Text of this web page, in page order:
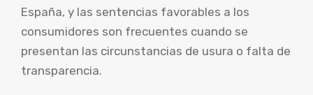
España, y las sentencias favorables a los
consumidores son frecuentes cuando se
presentan las circunstancias de usura o falta de
transparencia.